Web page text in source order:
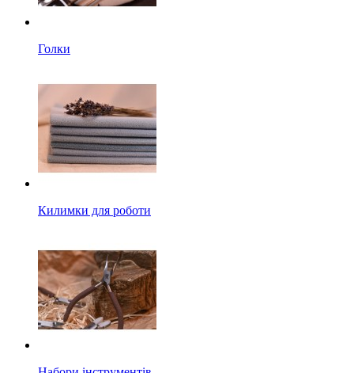
Голки
Килимки для роботи